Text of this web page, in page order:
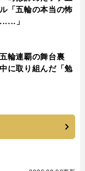
「五輪の本当の怖
」
輪連覇の舞台裏
に取り組んだ「勉